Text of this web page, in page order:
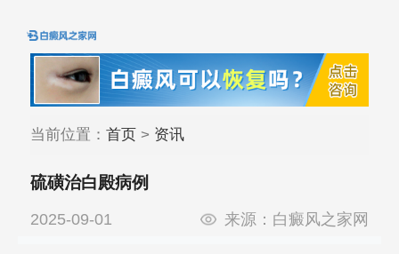
当前位置： 首页> 资讯
硫磺治白殿病例
2025-09-01 来源： 白癜风之家网